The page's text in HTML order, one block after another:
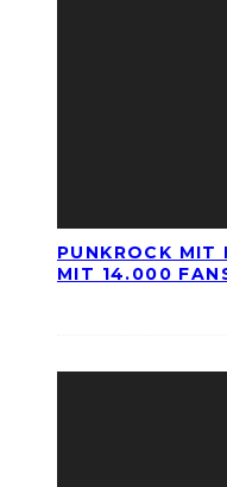
PUNKROCK MIT
MIT 14.000